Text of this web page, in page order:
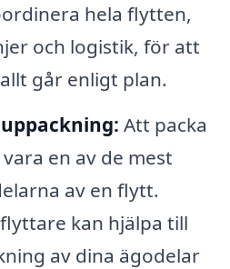
hela flytten,
och logistik, för att
går enligt plan.
Att packa
en av de mest
av en flytt.
kan hjälpa till
av dina ägodelar